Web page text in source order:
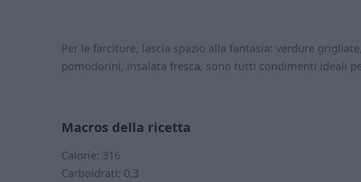
Per le farciture, lascia spazio alla fantasia: verdure
pomodorini, insalata fresca, sono tutti condimenti ideali
Macros della ricetta
Calorie: 316
Carboidrati: 0,3